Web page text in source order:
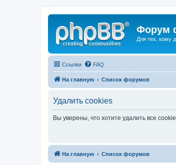
Форум
Для тех, кому
Ссылки FAQ
На главную Список форумов
Удалить cookies
Вы уверены, что хотите удалить все
На главную Список форумов